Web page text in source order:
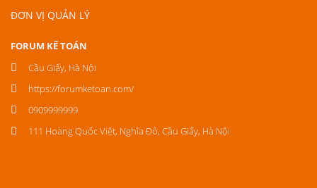
ĐƠN VỊ QUẢN LÝ
FORUM KẾ TOÁN
Cầu Giấy, Hà Nội
https://forumketoan.com/
0909999999
111 Hoàng Quốc Việt, Nghĩa Đô, Cầu Giấy, Hà Nội